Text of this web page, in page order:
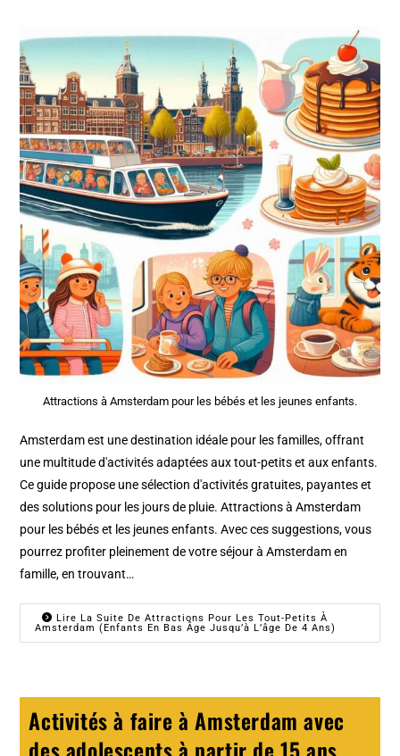
Attractions à Amsterdam pour les bébés et les jeunes enfants.
Amsterdam est une destination idéale pour les familles, offrant
une multitude d'activités adaptées aux tout-petits et aux enfants.
Ce guide propose une sélection d'activités gratuites, payantes et
des solutions pour les jours de pluie. Attractions à Amsterdam
pour les bébés et les jeunes enfants. Avec ces suggestions, vous
pourrez profiter pleinement de votre séjour à Amsterdam en
famille, en trouvant…
Lire La Suite De Attractions Pour Les Tout-Petits À
Amsterdam (enfants En Bas Âge Jusqu’à L’âge De 4 Ans)
Activités à faire à Amsterdam avec